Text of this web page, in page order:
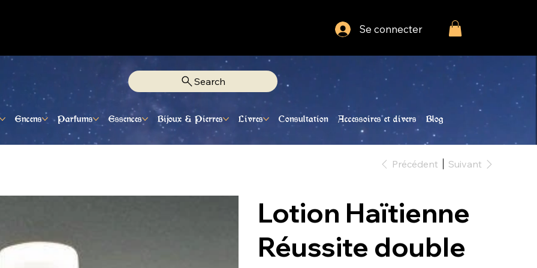
Se connecter
Précédent Suivant
Lotion Haïtienne
Réussite double
Encens Parfums Essences Bijoux & Pierres Livres Consultation Accessoires et divers Blog
Search